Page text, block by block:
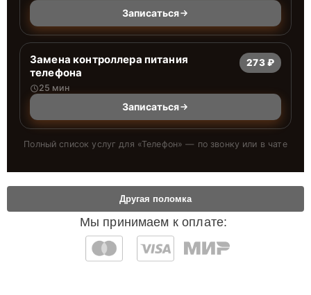
Записаться
Замена контроллера питания
телефона
25 мин
273 ₽
Записаться
Полный список услуг для «Телефон» — по звонку или в чате
Мы принимаем к оплате:
Другая поломка